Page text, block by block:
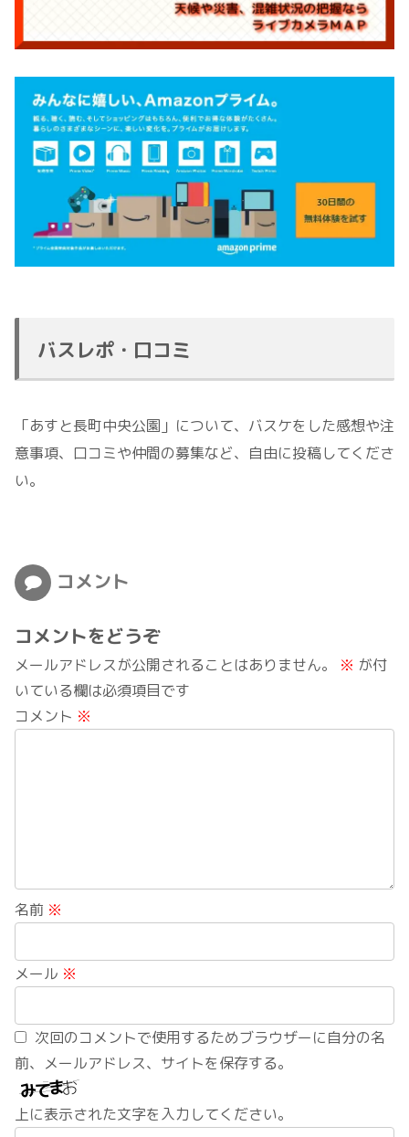
バスレポ・口コミ
「あすと長町中央公園」について、バスケをした感想や注
意事項、口コミや仲間の募集など、自由に投稿してくださ
い。
コメント
コメントをどうぞ
メールアドレスが公開されることはありません。 ※ が付
いている欄は必須項目です
コメント ※
名前 ※
メール ※
次回のコメントで使用するためブラウザーに自分の名
前、メールアドレス、サイトを保存する。
上に表示された文字を入力してください。